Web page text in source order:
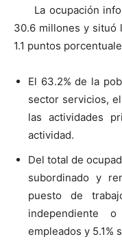
La ocupación
30.6 millones y situó
1.1 puntos
El 63.2% de la
sector servicios,
las actividades
actividad.
Del total de
subordinado y
puesto de
independiente
empleados y 5.1%